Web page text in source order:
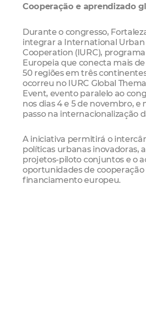
Cooperação e aprendizado
Durante o congresso,
integrar a International Urban
Cooperation (IURC),
Europeia que conecta mais de
50 regiões em três
ocorreu no IURC Global
Event, evento paralelo ao
nos dias 4 e 5 de novembro, e
passo na internacionalização
A iniciativa permitirá o
políticas urbanas inovadoras,
projetos-piloto conjuntos e o
oportunidades de cooperação
financiamento europeu.